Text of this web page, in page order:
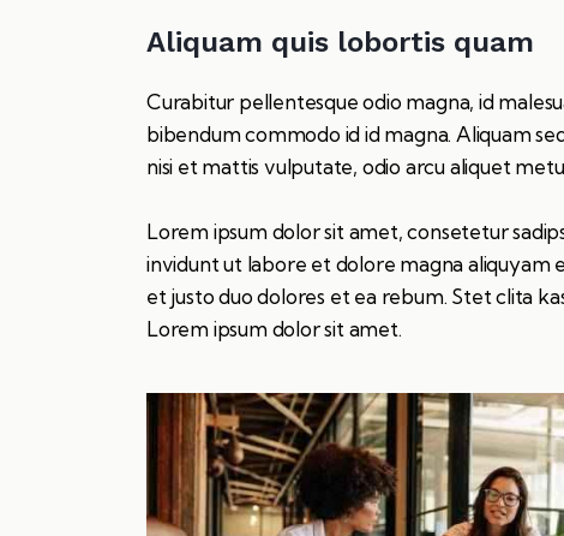
Aliquam quis lobortis quam
Curabitur pellentesque odio magna, id
bibendum commodo id id magna. Aliquam
nisi et mattis vulputate, odio arcu aliquet
Lorem ipsum dolor sit amet, consetetur
invidunt ut labore et dolore magna aliquyam
et justo duo dolores et ea rebum. Stet clita
Lorem ipsum dolor sit amet.